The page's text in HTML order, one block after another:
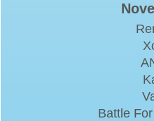
Battle